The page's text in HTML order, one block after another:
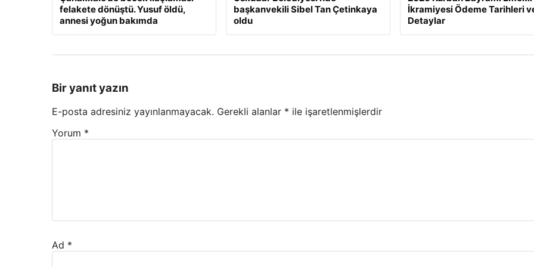
felakete dönüştü. Yusuf öldü,
annesi yoğun bakımda
başkanvekili Sibel Tan Çetinkaya
oldu
İkramiyesi Ödeme Tarihleri
Detaylar
Bir yanıt yazın
E-posta adresiniz yayınlanmayacak. Gerekli alanlar * ile işaretlenmişlerdir
Yorum *
Ad *